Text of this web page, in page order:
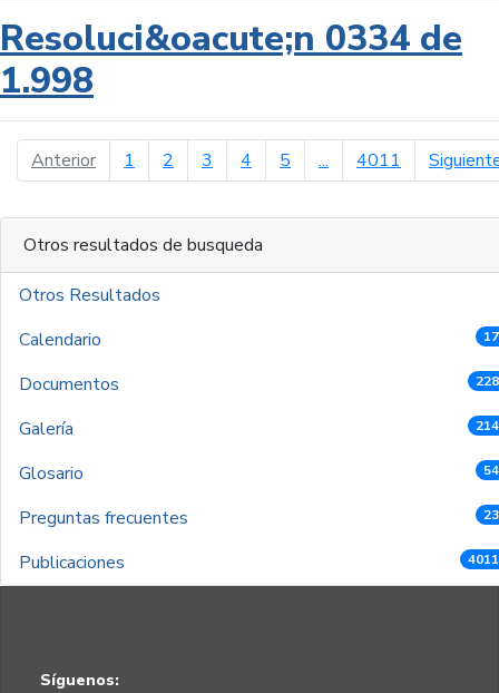
Resoluci&oacute;n 0334 de
1.998
Anteriorpágina anterior
1 2 3 4 5 ... 4011
Otros resultados de busqueda
Otros Resultados
Calendario
Documentos
Galería
Glosario
Preguntas frecuentes
Publicaciones
Síguenos: